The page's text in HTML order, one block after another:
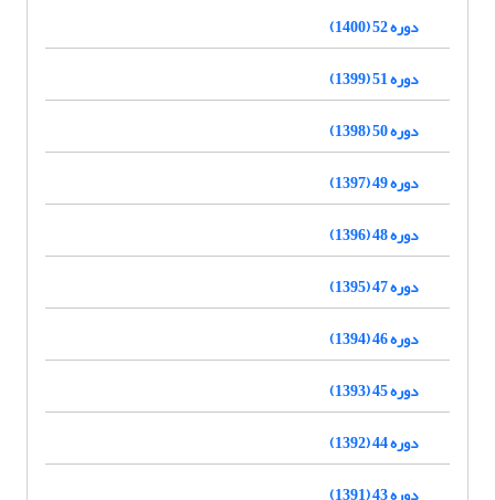
دوره 52 (1400)
دوره 51 (1399)
دوره 50 (1398)
دوره 49 (1397)
دوره 48 (1396)
دوره 47 (1395)
دوره 46 (1394)
دوره 45 (1393)
دوره 44 (1392)